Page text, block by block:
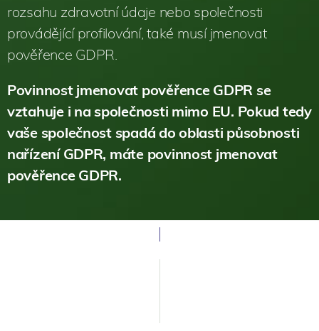
rozsahu zdravotní údaje nebo společnosti
provádějící profilování, také musí jmenovat
pověřence GDPR.
Povinnost jmenovat pověřence GDPR se
vztahuje i na společnosti mimo EU. Pokud tedy
vaše společnost spadá do oblasti působnosti
nařízení GDPR, máte povinnost jmenovat
pověřence GDPR.